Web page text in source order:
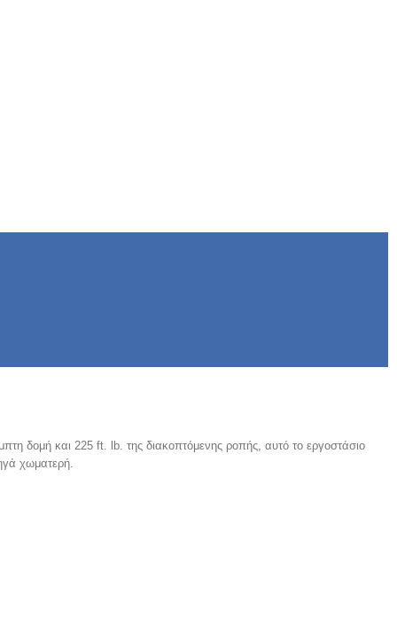
δομή και 225 ft. lb. της διακοπτόμενης ροπής, αυτό το εργοστάσιο
χωματερή.